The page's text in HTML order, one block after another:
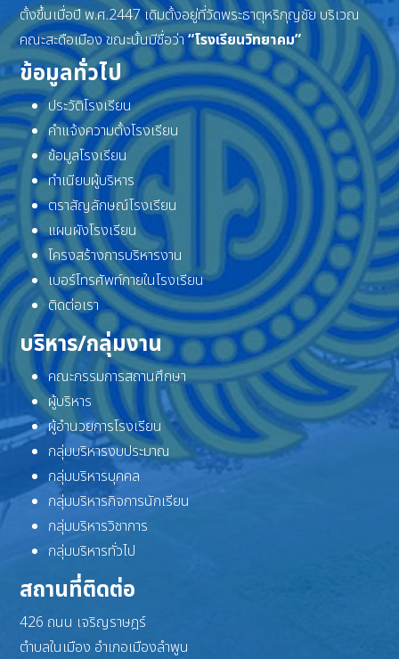
ตั้งขึ้นเมื่อปี พ.ศ.2447 เดิมตั้งอยู่ที่วัดพระธาตุหริภุญชัย บริเวณ
คณะสะดือเมือง ขณะนั้นมีชื่อว่า“โรงเรียนวิทยาคม”
ข้อมูลทั่วไป
ประวัติโรงเรียน
คำแจ้งความตั้งโรงเรียน
ข้อมูลโรงเรียน
ทำเนียบผู้บริหาร
ตราสัญลักษณ์โรงเรียน
แผนผังโรงเรียน
โครงสร้างการบริหารงาน
เบอร์โทรศัพท์ภายในโรงเรียน
ติดต่อเรา
บริหาร/กลุ่มงาน
คณะกรรมการสถานศึกษา
ผู้บริหาร
ผู้อำนวยการโรงเรียน
กลุ่มบริหารงบประมาณ
กลุ่มบริหารบุคคล
กลุ่มบริหารกิจการนักเรียน
กลุ่มบริหารวิชาการ
กลุ่มบริหารทั่วไป
สถานที่ติดต่อ
426 ถนน เจริญราษฎร์
ตำบลในเมือง อำเภอเมืองลำพูน